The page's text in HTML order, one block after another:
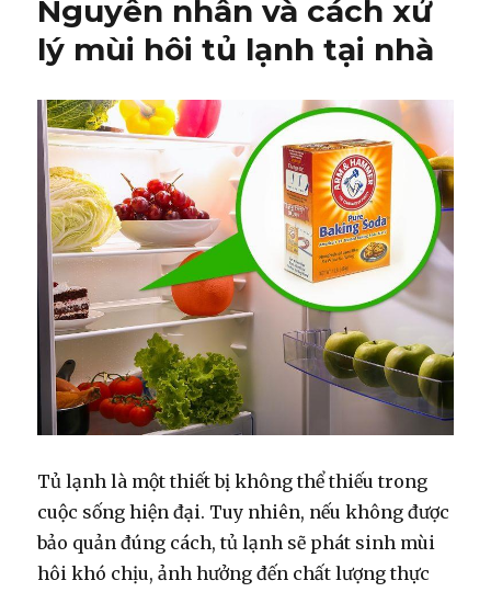
Nguyên nhân và cách xử
lý mùi hôi tủ lạnh tại nhà
Tủ lạnh là một thiết bị không thể thiếu trong
cuộc sống hiện đại. Tuy nhiên, nếu không được
bảo quản đúng cách, tủ lạnh sẽ phát sinh mùi
hôi khó chịu, ảnh hưởng đến chất lượng thực